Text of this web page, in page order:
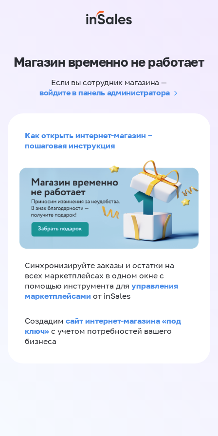
Магазин временно не работает
Если вы сотрудник магазина —
войдите в панель администратора
Как открыть интернет-магазин –
пошаговая инструкция
Синхронизируйте заказы и остатки на
всех маркетплейсах в одном окне с
помощью инструмента для управления
маркетплейсами от inSales
Создадим сайт интернет-магазина «под
ключ» с учетом потребностей вашего
бизнеса